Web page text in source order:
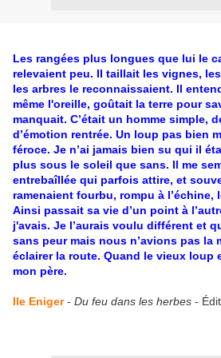
Les rangées plus longues que lui le
relevaient peu. Il taillait les vignes,
les arbres le reconnaissaient. Il
même l'oreille, goûtait la terre pour
manquait. C’était un homme simple,
d’émotion rentrée. Un loup pas bien
féroce. Je n’ai jamais bien su qui il
plus sous le soleil que sans. Il me
entrebaîllée qui parfois attire, et
ramenaient fourbu, rompu à l’échine,
Ainsi passait sa vie d’un point à
j'avais. Je l’aurais voulu différent et
sans peur mais nous n’avions pas la
éclairer la route. Quand le vieux loup
mon père.
Ile Eniger- Du feu dans les herbes -